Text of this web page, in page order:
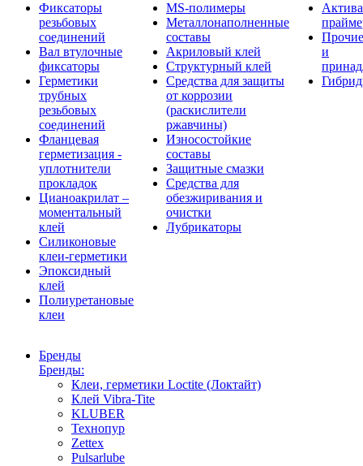
Фиксаторы
резьбовых
соединений
Вал втулочные
фиксаторы
Герметики
трубных
резьбовых
соединений
Фланцевая
герметизация -
уплотнители
прокладок
Цианоакрилат –
моментальный
клей
Силиконовые
клеи-герметики
Эпоксидный
клей
Полиуретановые
клеи
MS-полимеры
Металлонаполненные
составы
Акриловый клей
Структурный клей
Средства для защиты
от коррозии
(раскислители
ржавчины)
Износостойкие
составы
Защитные смазки
Средства для
обезжиривания и
очистки
Лубрикаторы
и
Бренды
Бренды:
Клеи, герметики Loctite (Локтайт)
Клей Vibra-Tite
KLUBER
Технопур
Zettex
Pulsarlube